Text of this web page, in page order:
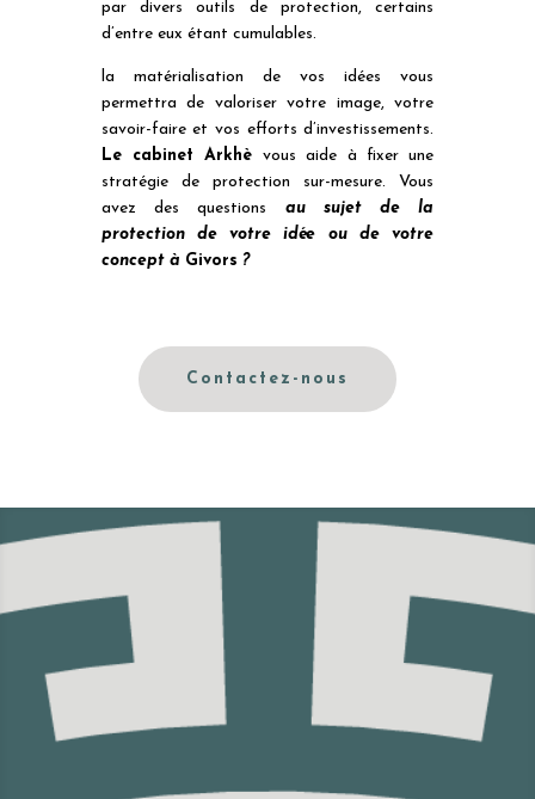
par divers outils de protection, certains
d’entre eux étant cumulables.
la matérialisation de vos idées vous
permettra de valoriser votre image, votre
savoir-faire et vos efforts d’investissements.
Le cabinet Arkhè vous aide à fixer une
stratégie de protection sur-mesure. Vous
avez des questions au sujet de la
protection de votre idée ou de votre
concept à Givors ?
Contactez-nous